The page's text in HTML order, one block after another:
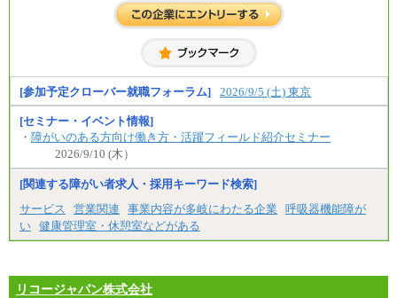
中途：
全職種共通
※居住地、年齢により異なります。
※この他に、該当する場合は各種手当が支給されま
す。
※試用期間中も給与に変更はございません
[参加予定クローバー就職フォーラム] 2026/9/5 (土) 東京
[セミナー・イベント情報]
・ 障がいのある方向け働き方・活躍フィールド紹介セミナー
2026/9/10 (木）
[関連する障がい者求人・採用キーワード検索]
サービス
営業関連 事業内容が多岐にわたる企業
呼吸器機能障が
い 健康管理室・休憩室などがある
リコージャパン株式会社